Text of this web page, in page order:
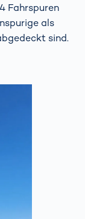
Fahrspuren
als
sind.